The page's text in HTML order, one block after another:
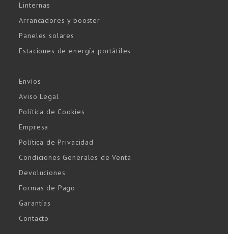
Linternas
Arrancadores y booster
Paneles solares
Estaciones de energía portátiles
Envíos
Aviso Legal
Política de Cookies
Empresa
Política de Privacidad
Condiciones Generales de Venta
Devoluciones
Formas de Pago
Garantías
Contacto